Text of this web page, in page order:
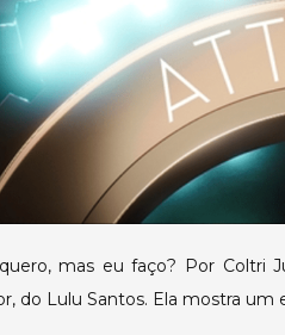
mas eu faço? Por Coltri
do Lulu Santos. Ela mostra